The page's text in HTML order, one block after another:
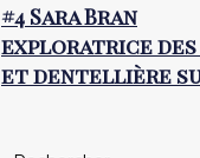
#4 Sara Bran
exploratrice des
et dentellière